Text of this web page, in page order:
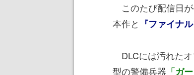
このたび配信日が
本作と 『ファイナ
DLCには汚れた
型の警備兵器 「ガ